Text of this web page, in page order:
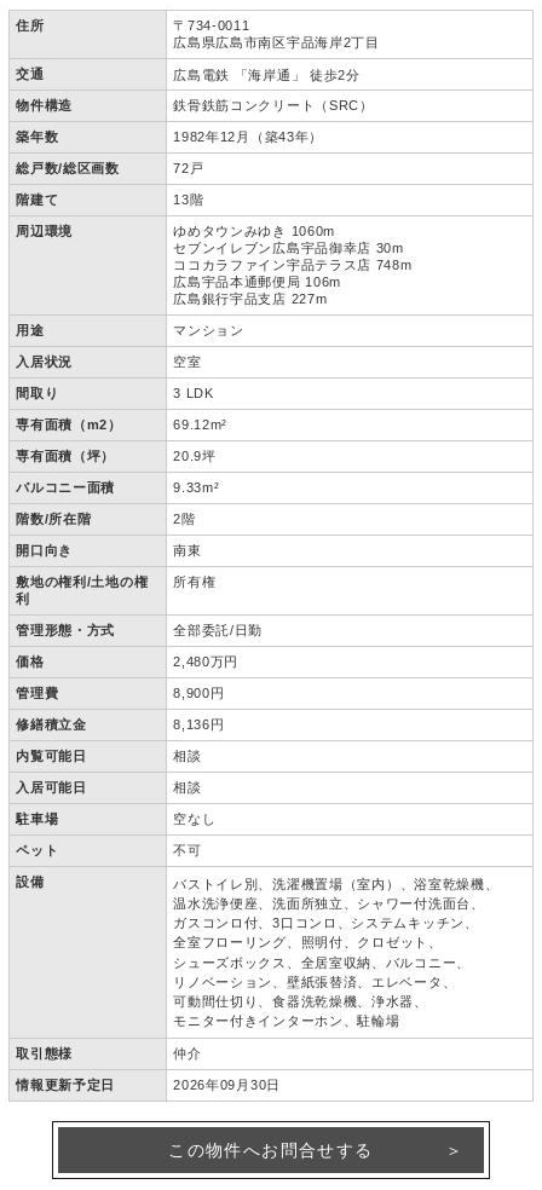
住所
〒734-0011
広島県広島市南区宇品海岸2丁目
交通 広島電鉄 「海岸通」 徒歩2分
物件構造 鉄骨鉄筋コンクリート（SRC）
築年数 1982年12月（築43年）
総戸数/総区画数 72戸
階建て 13階
周辺環境
ゆめタウンみゆき 1060m
セブンイレブン広島宇品御幸店 30m
ココカラファイン宇品テラス店 748m
広島宇品本通郵便局 106m
広島銀行宇品支店 227m
用途 マンション
入居状況 空室
間取り 3 LDK
専有面積（m2） 69.12m²
専有面積（坪） 20.9坪
バルコニー面積 9.33m²
階数/所在階 2階
開口向き 南東
敷地の権利/土地の権
利
所有権
管理形態・方式 全部委託/日勤
価格 2,480万円
管理費 8,900円
修繕積立金 8,136円
内覧可能日 相談
入居可能日 相談
駐車場 空なし
ペット 不可
設備 バストイレ別 洗濯機置場（室内）
浴室乾燥機
温水洗浄便座
洗面所独立
シャワー付洗面台
ガスコンロ付
3口コンロ
システムキッチン
全室フローリング
照明付
クロゼット
シューズボックス
全居室収納
バルコニー
リノベーション
壁紙張替済
エレベータ
可動間仕切り
食器洗乾燥機
浄水器
モニター付きインターホン
駐輪場
取引態様 仲介
情報更新予定日 2026年09月30日
この物件へお問合せする